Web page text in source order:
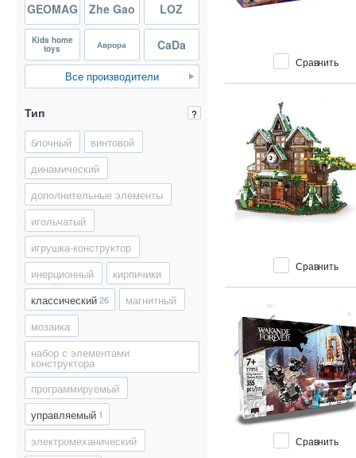
Сравнить
Сравнить
Сравнить
GEOMAG Zhe Gao LOZ
Kids home
toys Аврора CaDa
Все производители
Тип ?
блочный
винтовой
динамический
дополнительные элементы
игольчатый
игрушка-конструктор
инерционный
кирпичики
классический26
магнитный
мозаика
набор с элементами
конструктора
программируемый
управляемый 1
электромеханический